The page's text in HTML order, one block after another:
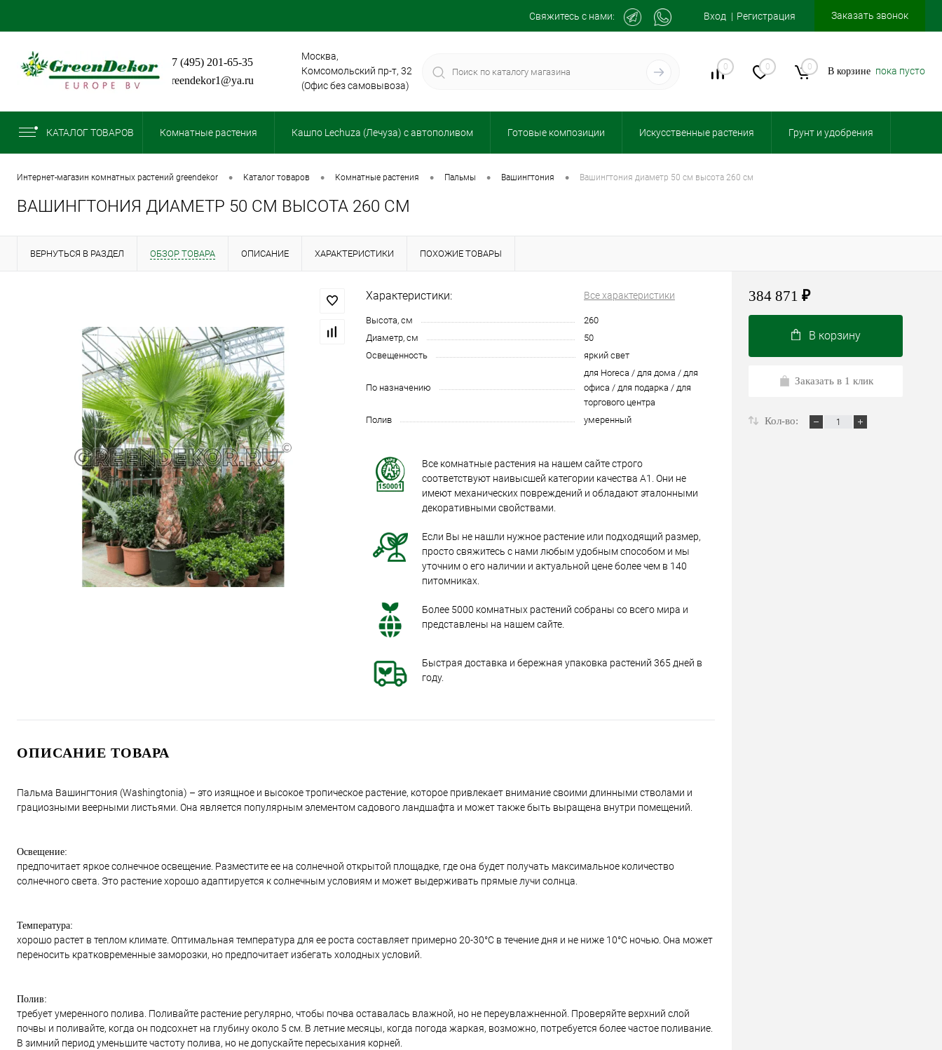
Свяжитесь с нами: Вход Регистрация Заказать звонок
+7 (495) 201-65-35
greendekor1@ya.ru
Москва,
Комсомольский пр-т, 32
(Офис без самовывоза)
0 0 0 В корзине пока пусто
КАТАЛОГ ТОВАРОВ Комнатные растения Кашпо Lechuza (Лечуза) с автополивом Готовые композиции Искусственные растения Грунт и удобрения
интернет-магазин комнатных растений greendekor • каталог товаров • комнатные растения • пальмы • вашингтония • вашингтония диаметр 50 см высота 260 см
ВАШИНГТОНИЯ ДИАМЕТР 50 СМ ВЫСОТА 260 СМ
ВЕРНУТЬСЯ В РАЗДЕЛ ОБЗОР ТОВАРА ОПИСАНИЕ ХАРАКТЕРИСТИКИ ПОХОЖИЕ ТОВАРЫ
Характеристики: Все характеристики
Высота, см
260
Диаметр, см
50
Освещенность
яркий свет
По назначению
для Horeca / для дома / для
офиса / для подарка / для
торгового центра
Полив
умеренный
Все комнатные растения на нашем сайте строго
соответствуют наивысшей категории качества А1. Они не
имеют механических повреждений и обладают эталонными
декоративными свойствами.
Если Вы не нашли нужное растение или подходящий размер,
просто свяжитесь с нами любым удобным способом и мы
уточним о его наличии и актуальной цене более чем в 140
питомниках.
Более 5000 комнатных растений собраны со всего мира и
представлены на нашем сайте.
Быстрая доставка и бережная упаковка растений 365 дней в
году.
ОПИСАНИЕ ТОВАРА
Пальма Вашингтония (Washingtonia) – это изящное и высокое тропическое растение, которое привлекает внимание своими длинными стволами и
грациозными веерными листьями. Она является популярным элементом садового ландшафта и может также быть выращена внутри помещений.
Освещение:
предпочитает яркое солнечное освещение. Разместите ее на солнечной открытой площадке, где она будет получать максимальное количество
солнечного света. Это растение хорошо адаптируется к солнечным условиям и может выдерживать прямые лучи солнца.
Температура:
хорошо растет в теплом климате. Оптимальная температура для ее роста составляет примерно 20-30°C в течение дня и не ниже 10°C ночью. Она может
переносить кратковременные заморозки, но предпочитает избегать холодных условий.
Полив:
требует умеренного полива. Поливайте растение регулярно, чтобы почва оставалась влажной, но не переувлажненной. Проверяйте верхний слой
почвы и поливайте, когда он подсохнет на глубину около 5 см. В летние месяцы, когда погода жаркая, возможно, потребуется более частое поливание.
В зимний период уменьшите частоту полива, но не допускайте пересыхания корней.
384 871 ₽
В корзину
Заказать в 1 клик
Кол-во: